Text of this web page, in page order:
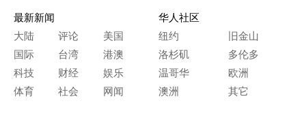
最新新闻
大陆
评论
美国
国际
台湾
港澳
科技
财经
娱乐
体育
社会 网闻
华人社区
纽约
旧金山
洛杉矶
多伦多
温哥华
欧洲
澳洲
其它